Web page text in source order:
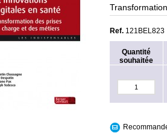
Ref. 121BEL823
Quantité
souhaitée